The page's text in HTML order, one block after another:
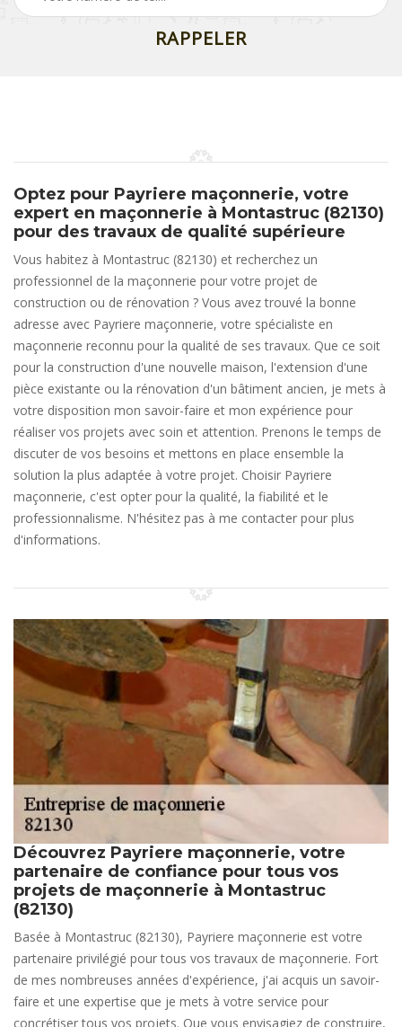
Optez pour Payriere maçonnerie, votre
expert en maçonnerie à Montastruc (82130)
pour des travaux de qualité supérieure
Vous habitez à Montastruc (82130) et recherchez un
professionnel de la maçonnerie pour votre projet de
construction ou de rénovation ? Vous avez trouvé la bonne
adresse avec Payriere maçonnerie, votre spécialiste en
maçonnerie reconnu pour la qualité de ses travaux. Que ce soit
pour la construction d'une nouvelle maison, l'extension d'une
pièce existante ou la rénovation d'un bâtiment ancien, je mets à
votre disposition mon savoir-faire et mon expérience pour
réaliser vos projets avec soin et attention. Prenons le temps de
discuter de vos besoins et mettons en place ensemble la
solution la plus adaptée à votre projet. Choisir Payriere
maçonnerie, c'est opter pour la qualité, la fiabilité et le
professionnalisme. N'hésitez pas à me contacter pour plus
d'informations.
Découvrez Payriere maçonnerie, votre
partenaire de confiance pour tous vos
projets de maçonnerie à Montastruc
(82130)
Basée à Montastruc (82130), Payriere maçonnerie est votre
partenaire privilégié pour tous vos travaux de maçonnerie. Fort
de mes nombreuses années d'expérience, j'ai acquis un savoir-
faire et une expertise que je mets à votre service pour
concrétiser tous vos projets. Que vous envisagiez de construire,